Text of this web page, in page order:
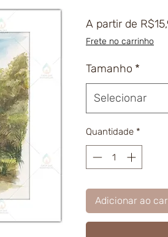
A partir de
Frete no carrinho
Tamanho *
Selecionar
Quantidade *
Adicionar ao